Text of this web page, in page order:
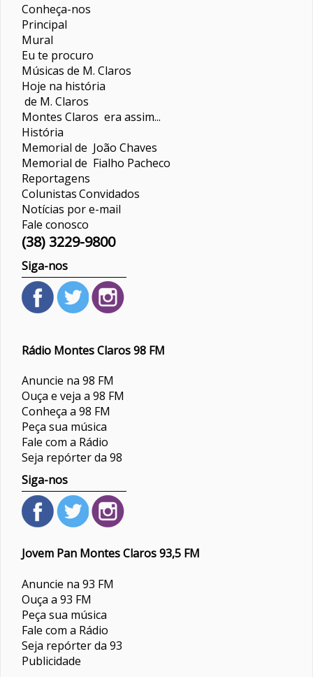
Conheça-nos
Principal
Mural
Eu te procuro
Músicas de M. Claros
Hoje na história
de M. Claros
Montes Claros era assim...
História
Memorial de João Chaves
Memorial de Fialho Pacheco
Reportagens
ColunistasConvidados
Notícias por e-mail
Fale conosco
(38) 3229-9800
Siga-nos
Rádio Montes Claros 98 FM
Anuncie na 98 FM
Ouça e veja a 98 FM
Conheça a 98 FM
Peça sua música
Fale com a Rádio
Seja repórter da 98
Siga-nos
Jovem Pan Montes Claros 93,5 FM
Anuncie na 93 FM
Ouça a 93 FM
Peça sua música
Fale com a Rádio
Seja repórter da 93
Publicidade